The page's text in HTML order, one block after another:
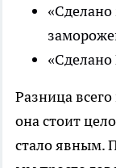
«Сделано
«Сделано
Разница
она стоит
стало явным.